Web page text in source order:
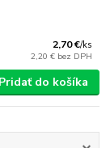
2,70 €/ks
2,20 € bez DPH
Pridať do košíka